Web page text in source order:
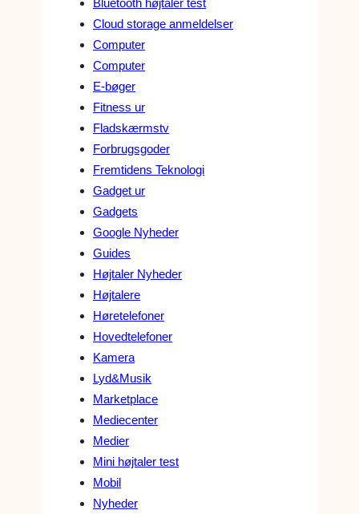
Cloud storage anmeldelser
Computer
Computer
E-bøger
Fitness ur
Fladskærmstv
Forbrugsgoder
Fremtidens Teknologi
Gadget ur
Gadgets
Google Nyheder
Guides
Højtaler Nyheder
Højtalere
Høretelefoner
Hovedtelefoner
Kamera
Lyd&Musik
Marketplace
Mediecenter
Medier
Mini højtaler test
Mobil
Nyheder